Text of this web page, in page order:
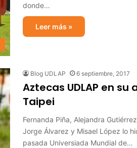
donde…
Leer más »
Blog UDLAP 6 septiembre, 2017
Aztecas UDLAP en su
Taipei
Fernanda Piña, Alejandra
Jorge Álvarez y Misael López lo
pasada Universiada Mundial de…